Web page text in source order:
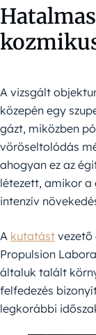
A vizsgált
közepén egy
gázt, miközben
vöröseltolódás
ahogyan ez az
létezett, amikor a
intenzív
A kutatást vezető
Propulsion
általuk talált
felfedezés
legkorábbi